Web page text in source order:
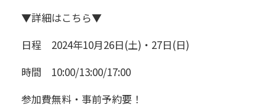
▼詳細はこちら▼
日程 2024年10月26日(土)・27日(日)
時間 10:00/13:00/17:00
参加費無料・事前予約要！